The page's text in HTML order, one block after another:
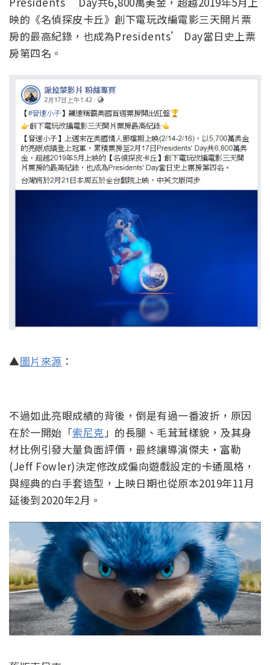
映的《名偵探皮卡丘》創下電玩改編電影三天開片票
房的最高紀錄，也成為Presidents’ Day當日史上票
房第四名。
▲圖片來源 ：
不過如此亮眼成績的背後，倒是有過一番波折，原因
在於一開始「索尼克」的長腿、毛茸茸樣貌，及其身
材比例引發大量負面評價，最終讓導演傑夫‧富勒
(Jeff Fowler‏)決定修改成偏向遊戲設定的卡通風格，
與經典的白手套造型，上映日期也從原本2019年11月
延後到2020年2月。